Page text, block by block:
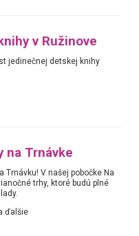
v Ružinove
jedinečnej detskej knihy
na Trnávke
Trnávku! V našej pobočke Na
trhy, ktoré budú plné
ďalšie